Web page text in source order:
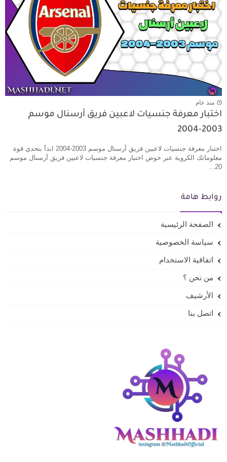
منذ عام
اختبار معرفة جنسيات لاعبين فريق أرسنال موسم
2003-2004
اختبار معرفة جنسيات لاعبين فريق أرسنال موسم 2003-2004 ابدأ بتحدي قوة
معلوماتك الكروية عبر خوض اختبار معرفة جنسيات لاعبين فريق أرسنال موسم
20...
روابط هامة
الصفحة الرئيسية
سياسة الخصوصية
اتفاقية الاستخدام
من نحن ؟
الأرشيف
اتصل بنا